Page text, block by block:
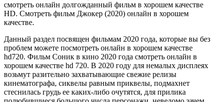
смотреть онлайн долгожданный фильм в хорошем качестве
HD. Смотреть фильм Джокер (2020) онлайн в хорошем
качестве.
Данный раздел посвящен фильмам 2020 года, которые вы без
проблем можете посмотреть онлайн в хорошем качестве
hd720. Фильм Соник в кино 2020 года смотреть онлайн в
хорошем качестве hd 720. В 2020 году для немалых дисплеях
возьмут разительно захватывающие свежие релизы
кинематографа, сиквелы равным приквелы, подмахнет
стеснилась грудь ее каких-либо очутятся, для прилика